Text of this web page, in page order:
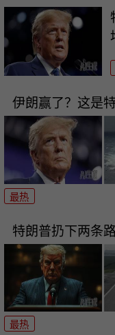
伊朗赢了？这是
最热
特朗普扔下两条
最热